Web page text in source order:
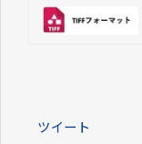
ツイート